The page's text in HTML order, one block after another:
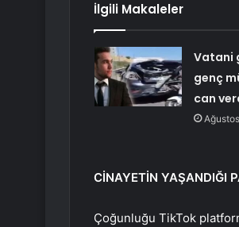
İlgili Makaleler
Vatani
genç
can
CİNAYETİN YAŞANDIĞI
Çoğunluğu TikTok